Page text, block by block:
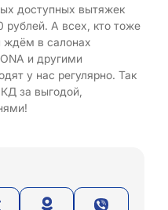
доступных вытяжек
рублей. А всех, кто тоже
ждём в салонах
и другими
у нас регулярно. Так
за выгодой,